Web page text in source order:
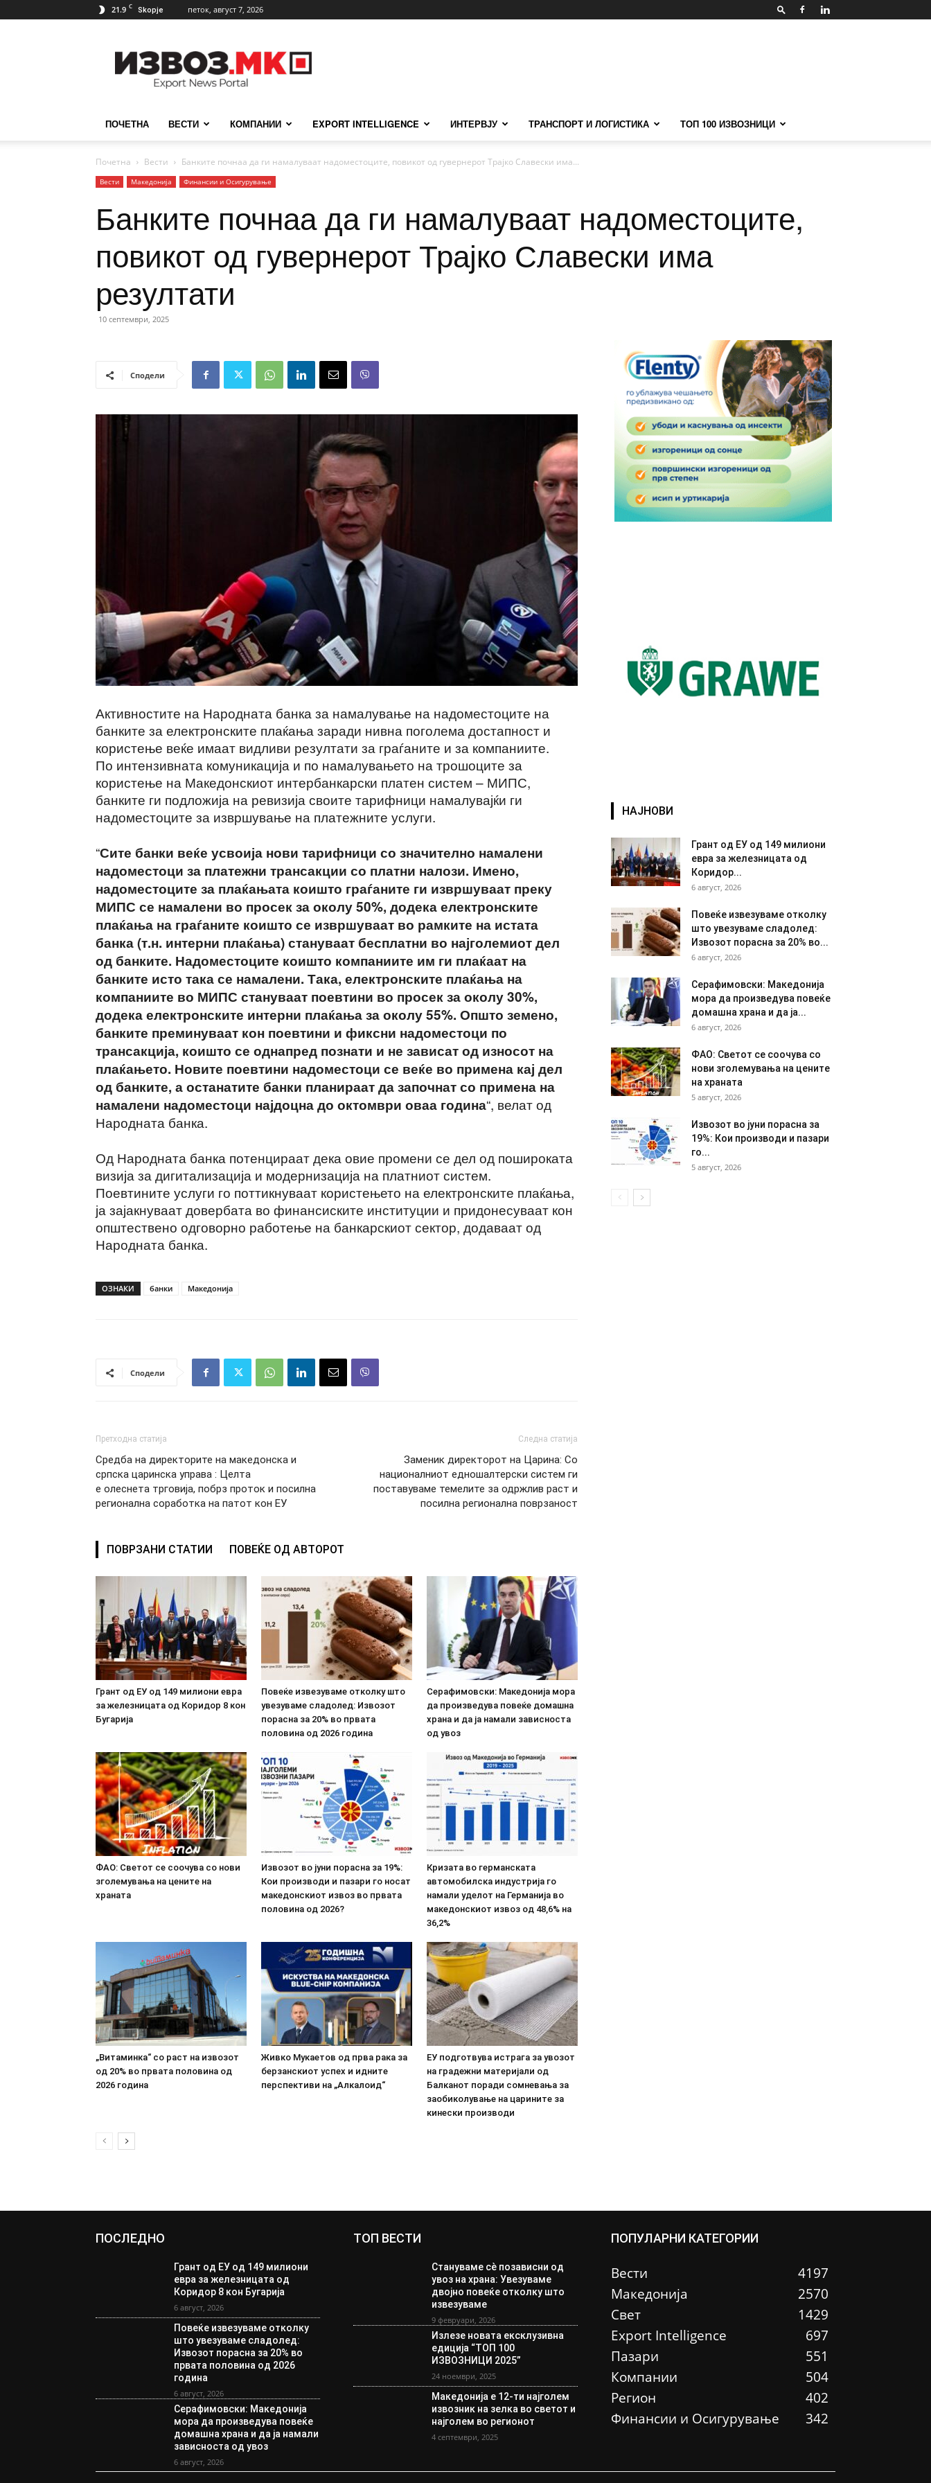
21.9 C Skopje петок, август 7, 2026
ПОЧЕТНА ВЕСТИ КОМПАНИИ EXPORT INTELLIGENCE ИНТЕРВЈУ ТРАНСПОРТ И ЛОГИСТИКА ТОП 100 ИЗВОЗНИЦИ
Почетна Вести Банките почнаа да ги намалуваат надоместоците, повикот од гувернерот Трајко Славески има...
Вести Македонија Финансии и Осигурување
Банките почнаа да ги намалуваат надоместоците,
повикот од гувернерот Трајко Славески има
резултати
10 септември, 2025
Сподели
Активностите на Народната банка за намалување на надоместоците на
банките за електронските плаќања заради нивна поголема достапност и
користење веќе имаат видливи резултати за граѓаните и за компаниите.
По интензивната комуникација и по намалувањето на трошоците за
користење на Македонскиот интербанкарски платен систем – МИПС,
банките ги подложија на ревизија своите тарифници намалувајќи ги
надоместоците за извршување на платежните услуги.
“Сите банки веќе усвоија нови тарифници со значително намалени
надоместоци за платежни трансакции со платни налози. Имено,
надоместоците за плаќањата коишто граѓаните ги извршуваат преку
МИПС се намалени во просек за околу 50%, додека електронските
плаќања на граѓаните коишто се извршуваат во рамките на истата
банка (т.н. интерни плаќања) стануваат бесплатни во најголемиот дел
од банките. Надоместоците коишто компаниите им ги плаќаат на
банките исто така се намалени. Така, електронските плаќања на
компаниите во МИПС стануваат поевтини во просек за околу 30%,
додека електронските интерни плаќања за околу 55%. Општо земено,
банките преминуваат кон поевтини и фиксни надоместоци по
трансакција, коишто се однапред познати и не зависат од износот на
плаќањето. Новите поевтини надоместоци се веќе во примена кај дел
од банките, а останатите банки планираат да започнат со примена на
намалени надоместоци најдоцна до октомври оваа година“, велат од
Народната банка.
Од Народната банка потенцираат дека овие промени се дел од пошироката
визија за дигитализација и модернизација на платниот систем.
Поевтините услуги го поттикнуваат користењето на електронските плаќања,
ја зајакнуваат довербата во финансиските институции и придонесуваат кон
општествено одговорно работење на банкарскиот сектор, додаваат од
Народната банка.
ОЗНАКИ банки Македонија
Сподели
Претходна статија
Средба на директорите на македонска и
српска царинска управа : Целта
е олеснета трговија, побрз проток и посилна
регионална соработка на патот кон ЕУ
Следна статија
Заменик директорот на Царина: Со
националниот едношалтерски систем ги
поставуваме темелите за одржлив раст и
посилна регионална поврзаност
ПОВРЗАНИ СТАТИИ ПОВЕЌЕ ОД АВТОРОТ
Грант од ЕУ од 149 милиони евра
за железницата од Коридор 8 кон
Бугарија
Повеќе извезуваме отколку што
увезуваме сладолед: Извозот
порасна за 20% во првата
половина од 2026 година
Серафимовски: Македонија мора
да произведува повеќе домашна
храна и да ја намали зависноста
од увоз
ФАО: Светот се соочува со нови
зголемувања на цените на
храната
Извозот во јуни порасна за 19%:
Кои производи и пазари го носат
македонскиот извоз во првата
половина од 2026?
Кризата во германската
автомобилска индустрија го
намали уделот на Германија во
македонскиот извоз од 48,6% на
36,2%
„Витаминка“ со раст на извозот
од 20% во првата половина од
2026 година
Живко Мукаетов од прва рака за
берзанскиот успех и идните
перспективи на „Алкалоид“
ЕУ подготвува истрага за увозот
на градежни материјали од
Балканот поради сомневања за
заобиколување на царините за
кинески производи
НАЈНОВИ
Грант од ЕУ од 149 милиони
евра за железницата од
Коридор...
6 август, 2026
Повеќе извезуваме отколку
што увезуваме сладолед:
Извозот порасна за 20% во...
6 август, 2026
Серафимовски: Македонија
мора да произведува повеќе
домашна храна и да ја...
6 август, 2026
ФАО: Светот се соочува со
нови зголемувања на цените
на храната
5 август, 2026
Извозот во јуни порасна за
19%: Кои производи и пазари
го...
5 август, 2026
ПОСЛЕДНО
Грант од ЕУ од 149 милиони
евра за железницата од
Коридор 8 кон Бугарија
6 август, 2026
Повеќе извезуваме отколку
што увезуваме сладолед:
Извозот порасна за 20% во
првата половина од 2026
година
6 август, 2026
Серафимовски: Македонија
мора да произведува повеќе
домашна храна и да ја намали
зависноста од увоз
6 август, 2026
ТОП ВЕСТИ
Стануваме сè позависни од
увоз на храна: Увезуваме
двојно повеќе отколку што
извезуваме
9 февруари, 2026
Излезе новата ексклузивна
едиција “ТОП 100
ИЗВОЗНИЦИ 2025”
24 ноември, 2025
Македонија е 12-ти најголем
извозник на зелка во светот и
најголем во регионот
4 септември, 2025
ПОПУЛАРНИ КАТЕГОРИИ
Вести
4197
Македонија
2570
Свет
1429
Еxport Intelligence
697
Пазари
551
Компании
504
Регион
402
Финансии и Осигурување
342